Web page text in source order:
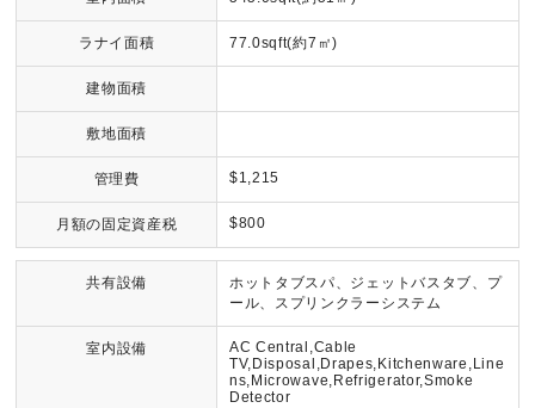
ラナイ面積 77.0sqft(約7㎡)
建物面積
敷地面積
管理費 $1,215
月額の固定資産税 $800
共有設備
ホットタブスパ、ジェットバスタブ、プ
ール、スプリンクラーシステム
室内設備
AC Central,Cable
TV,Disposal,Drapes,Kitchenware,Line
ns,Microwave,Refrigerator,Smoke
Detector